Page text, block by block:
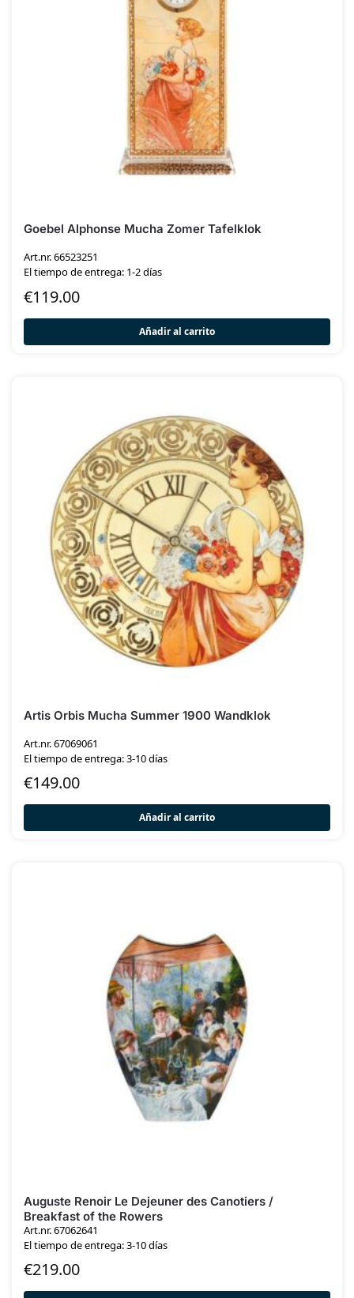
Goebel Alphonse Mucha Zomer Tafelklok
Art.nr. 66523251
El tiempo de entrega: 1-2 días
€119.00
Añadir al carrito
Artis Orbis Mucha Summer 1900 Wandklok
Art.nr. 67069061
El tiempo de entrega: 3-10 días
€149.00
Añadir al carrito
Auguste Renoir Le Dejeuner des Canotiers /
Breakfast of the Rowers
Art.nr. 67062641
El tiempo de entrega: 3-10 días
€219.00